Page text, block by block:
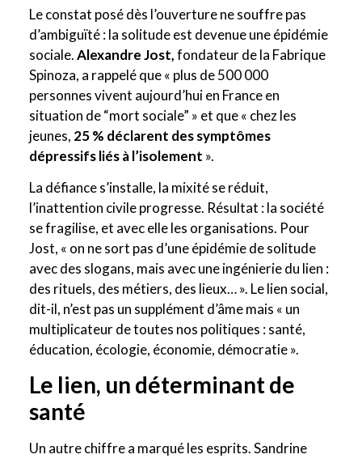
Le constat posé dès l’ouverture ne souffre pas
d’ambiguïté : la solitude est devenue une épidémie
sociale.Alexandre Jost,fondateur de la Fabrique
Spinoza, a rappelé que « plus de 500 000
personnes vivent aujourd’hui en France en
situation de “mort sociale” » et que « chez les
jeunes, 25 % déclarent des symptômes
dépressifs liés à l’isolement ».
La défiance s’installe, la mixité se réduit,
l’inattention civile progresse. Résultat : la société
se fragilise, et avec elle les organisations. Pour
Jost, « on ne sort pas d’une épidémie de solitude
avec des slogans, mais avec une ingénierie du lien :
des rituels, des métiers, des lieux… ». Le lien social,
dit-il, n’est pas un supplément d’âme mais « un
multiplicateur de toutes nos politiques : santé,
éducation, écologie, économie, démocratie ».
Le lien, un déterminant de
santé
Un autre chiffre a marqué les esprits. Sandrine